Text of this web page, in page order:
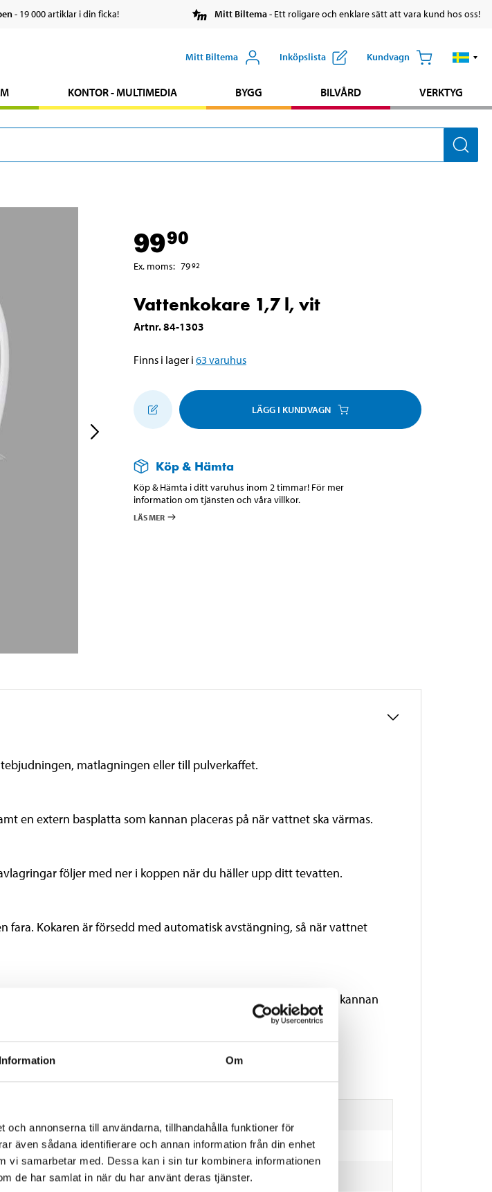
Information Om
annonserna till användarna, tillhandahålla funktioner för
även sådana identifierare och annan information från din enhet
vi samarbetar med. Dessa kan i sin tur kombinera informationen
de har samlat in när du har använt deras tjänster.
- 19 000 artiklar i din ficka! Mitt Biltema- Ett roligare och enklare sätt att vara kund hos oss!
Mitt Biltema Inköpslista Kundvagn
KONTOR - MULTIMEDIA BYGG BILVÅRD VERKTYG
9990
Ex. moms: 7992
Vattenkokare 1,7 l, vit
Artnr.84-1303
Finns i lager i 63 varuhus
LÄGG I KUNDVAGN
Köp & Hämta
Köp & Hämta i ditt varuhus inom 2 timmar! För mer
information om tjänsten och våra villkor.
LÄS MER
matlagningen eller till pulverkaffet.
en extern basplatta som kannan placeras på när vattnet ska värmas.
följer med ner i koppen när du häller upp ditt tevatten.
Kokaren är försedd med automatisk avstängning, så när vattnet
torrt, har kannan ett inbyggt skydd mot torrkokning. Det gör att kannan
1850-2200 W
1,7 l